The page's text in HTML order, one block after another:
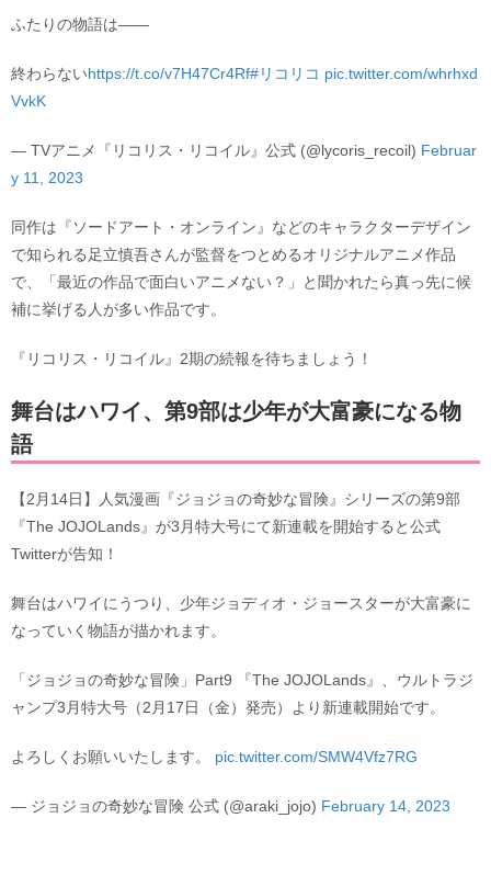
ふたりの物語は――
終わらないhttps://t.co/v7H47Cr4Rf#リコリコ pic.twitter.com/whrhxd
VvkK
— TVアニメ『リコリス・リコイル』公式 (@lycoris_recoil) Februar
y 11, 2023
同作は『ソードアート・オンライン』などのキャラクターデザイン
で知られる足立慎吾さんが監督をつとめるオリジナルアニメ作品
で、「最近の作品で面白いアニメない？」と聞かれたら真っ先に候
補に挙げる人が多い作品です。
『リコリス・リコイル』2期の続報を待ちましょう！
舞台はハワイ、第9部は少年が大富豪になる物
語
【2月14日】人気漫画『ジョジョの奇妙な冒険』シリーズの第9部
『The JOJOLands』が3月特大号にて新連載を開始すると公式
Twitterが告知！
舞台はハワイにうつり、少年ジョディオ・ジョースターが大富豪に
なっていく物語が描かれます。
「ジョジョの奇妙な冒険」Part9 『The JOJOLands』、ウルトラジ
ャンプ3月特大号（2月17日（金）発売）より新連載開始です。
よろしくお願いいたします。 pic.twitter.com/SMW4Vfz7RG
— ジョジョの奇妙な冒険 公式 (@araki_jojo) February 14, 2023